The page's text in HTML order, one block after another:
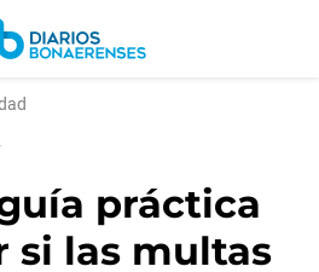
práctica
si las multas